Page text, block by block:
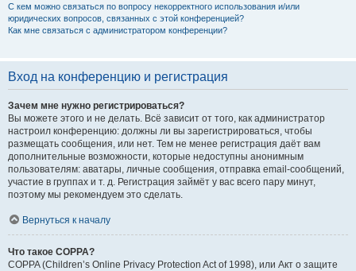
С кем можно связаться по вопросу некорректного использования и/или
юридических вопросов, связанных с этой конференцией?
Как мне связаться с администратором конференции?
Вход на конференцию и регистрация
Зачем мне нужно регистрироваться?
Вы можете этого и не делать. Всё зависит от того, как администратор
настроил конференцию: должны ли вы зарегистрироваться, чтобы
размещать сообщения, или нет. Тем не менее регистрация даёт вам
дополнительные возможности, которые недоступны анонимным
пользователям: аватары, личные сообщения, отправка email-сообщений,
участие в группах и т. д. Регистрация займёт у вас всего пару минут,
поэтому мы рекомендуем это сделать.
Вернуться к началу
Что такое COPPA?
COPPA (Children’s Online Privacy Protection Act of 1998), или Акт о защите